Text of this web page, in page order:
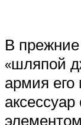
В
«шляпой
армия его